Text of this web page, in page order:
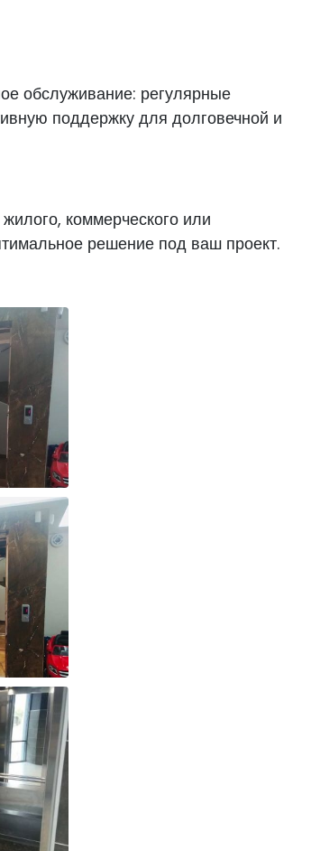
обслуживание: регулярные
поддержку для долговечной и
коммерческого или
решение под ваш проект.